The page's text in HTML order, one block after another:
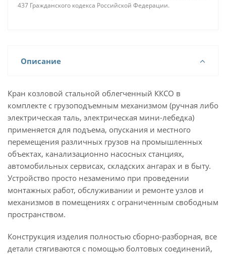
437 Гражданского кодекса Российской Федерации.
Описание
Кран козловой стальной облегченный ККСО в
комплекте с грузоподъемным механизмом (ручная либо
электрическая таль, электрическая мини-лебедка)
применяется для подъема, опускания и местного
перемещения различных грузов на промышленных
объектах, канализационно насосных станциях,
автомобильных сервисах, складских ангарах и в быту.
Устройство просто незаменимо при проведении
монтажных работ, обслуживании и ремонте узлов и
механизмов в помещениях с ограниченным свободным
пространством.
Конструкция изделия полностью сборно-разборная, все
детали стягиваются с помощью болтовых соединений,